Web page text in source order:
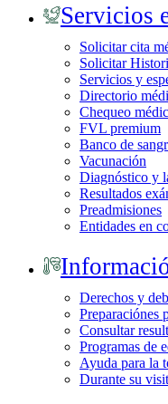
Servicios
Solicitar cita
Solicitar
Servicios y
Directorio
Chequeo
FVL premium
Banco de
Vacunación
Diagnóstico y
Resultados
Preadmisiones
Entidades en
Derechos y
Preparaciónes
Consultar
Programas de
Ayuda para la
Durante su